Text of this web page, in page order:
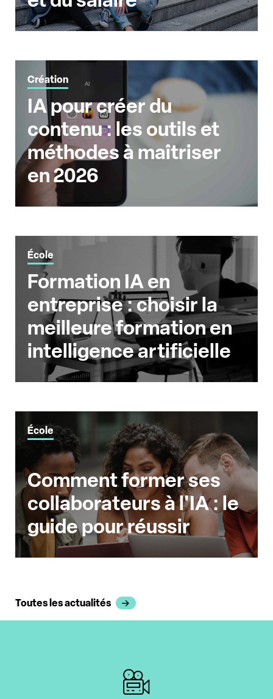
Création
IA pour créer du
contenu : les outils et
méthodes à maîtriser
en 2026
École
Formation IA en
entreprise : choisir la
meilleure formation en
intelligence artificielle
École
Comment former ses
collaborateurs à l'IA : le
guide pour réussir
Toutes les actualités